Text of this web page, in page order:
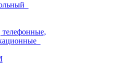
телефонные,